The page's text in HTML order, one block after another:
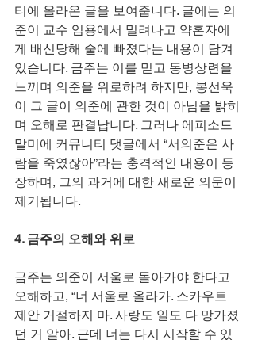
티에 올라온 글을 보여줍니다. 글에는 의
준이 교수 임용에서 밀려나고 약혼자에
게 배신당해 술에 빠졌다는 내용이 담겨
있습니다. 금주는 이를 믿고 동병상련을
느끼며 의준을 위로하려 하지만, 봉선욱
이 그 글이 의준에 관한 것이 아님을 밝히
며 오해로 판결납니다. 그러나 에피소드
말미에 커뮤니티 댓글에서 “서의준은 사
람을 죽였잖아”라는 충격적인 내용이 등
장하며, 그의 과거에 대한 새로운 의문이
제기됩니다.
4. 금주의 오해와 위로
금주는 의준이 서울로 돌아가야 한다고
오해하고, “너 서울로 올라가. 스카우트
제안 거절하지 마. 사랑도 일도 다 망가졌
던 거 알아. 근데 너는 다시 시작할 수 있